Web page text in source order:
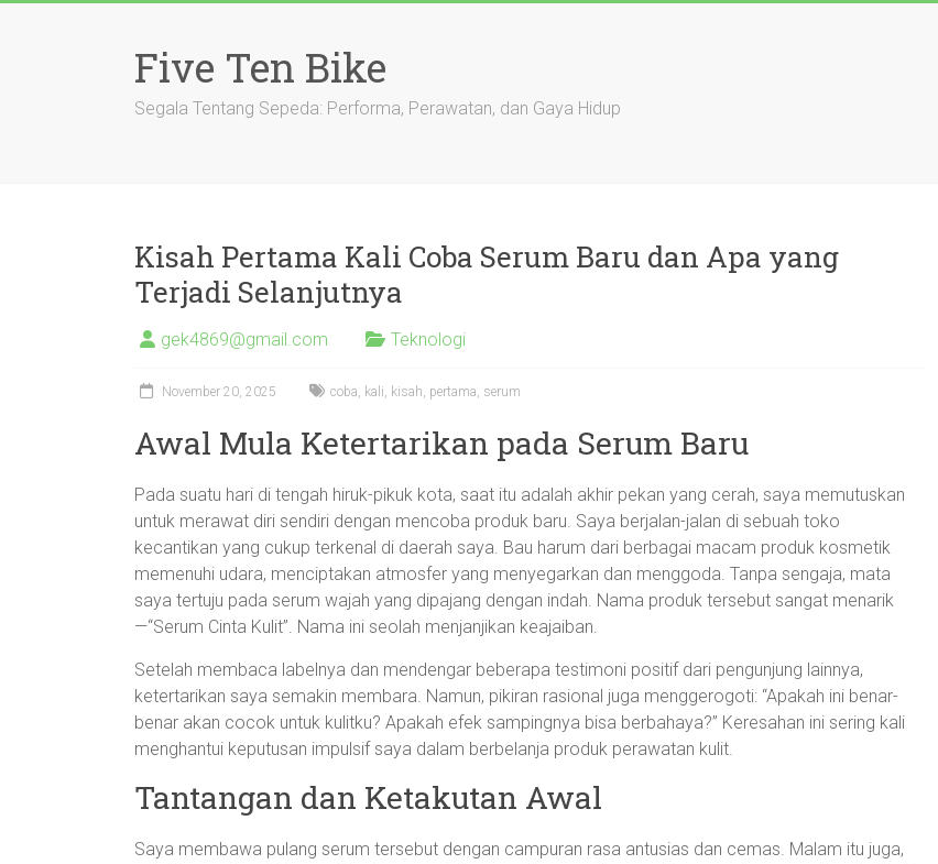
Five Ten Bike
Segala Tentang Sepeda: Performa, Perawatan, dan Gaya Hidup
Kisah Pertama Kali Coba Serum Baru dan Apa yang
Terjadi Selanjutnya
gek4869@gmail.com Teknologi
November 20, 2025 coba, kali, kisah, pertama, serum
Awal Mula Ketertarikan pada Serum Baru
Pada suatu hari di tengah hiruk-pikuk kota, saat itu adalah akhir pekan yang cerah, saya memutuskan
untuk merawat diri sendiri dengan mencoba produk baru. Saya berjalan-jalan di sebuah toko
kecantikan yang cukup terkenal di daerah saya. Bau harum dari berbagai macam produk kosmetik
memenuhi udara, menciptakan atmosfer yang menyegarkan dan menggoda. Tanpa sengaja, mata
saya tertuju pada serum wajah yang dipajang dengan indah. Nama produk tersebut sangat menarik
—“Serum Cinta Kulit”. Nama ini seolah menjanjikan keajaiban.
Setelah membaca labelnya dan mendengar beberapa testimoni positif dari pengunjung lainnya,
ketertarikan saya semakin membara. Namun, pikiran rasional juga menggerogoti: “Apakah ini benar-
benar akan cocok untuk kulitku? Apakah efek sampingnya bisa berbahaya?” Keresahan ini sering kali
menghantui keputusan impulsif saya dalam berbelanja produk perawatan kulit.
Tantangan dan Ketakutan Awal
Saya membawa pulang serum tersebut dengan campuran rasa antusias dan cemas. Malam itu juga,